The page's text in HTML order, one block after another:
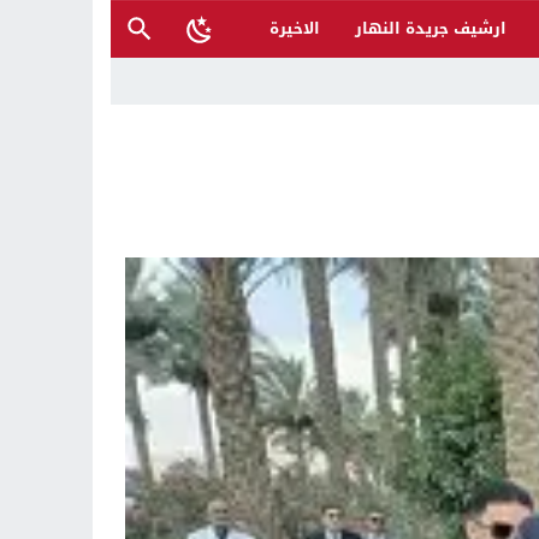
ارشيف جريدة النهار
الاخيرة
ليس موجها ضد الدولة العراقية
بغرق شاب في بغداد والسليمانية